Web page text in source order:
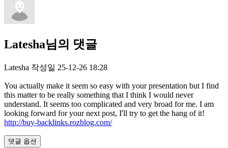
Latesha님의 댓글
Latesha 작성일 25-12-26 18:28
You actually make it seem so easy with your presentation but I find
this matter to be really something that I think I would never
understand. It seems too complicated and very broad for me. I am
looking forward for your next post, I'll try to get the hang of it!
http://buy-backlinks.rozblog.com/
댓글 옵션